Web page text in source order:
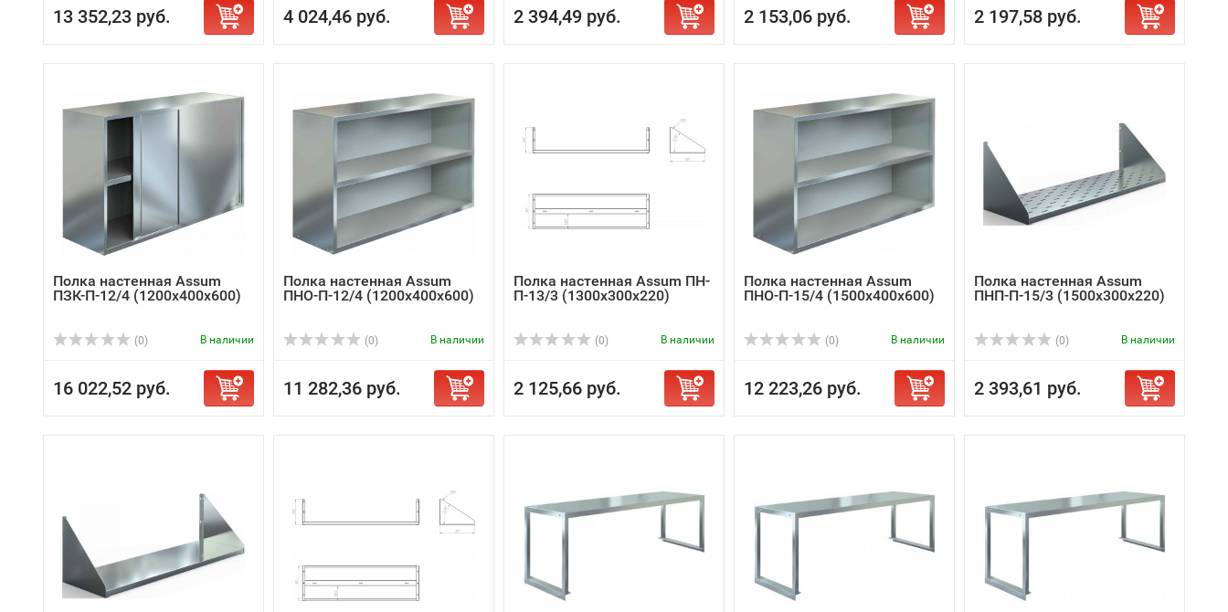
13 352,23 руб. 4 024,46 руб. 2 394,49 руб. 2 153,06 руб. 2 197,58 руб.
Полка настенная Assum
ПЗК-П-12/4 (1200х400х600)
(0) В наличии
16 022,52 руб.
Полка настенная Assum
ПНО-П-12/4 (1200х400х600)
(0) В наличии
11 282,36 руб.
Полка настенная Assum ПН-
П-13/3 (1300х300х220)
(0) В наличии
2 125,66 руб.
Полка настенная Assum
ПНО-П-15/4 (1500х400х600)
(0) В наличии
12 223,26 руб.
Полка настенная Assum
ПНП-П-15/3 (1500х300х220)
(0) В наличии
2 393,61 руб.